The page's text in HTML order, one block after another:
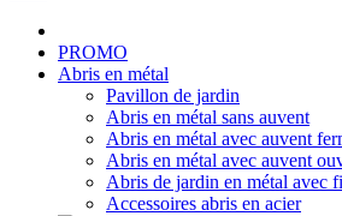
PROMO
Abris en métal
Pavillon de jardin
Abris en métal sans auvent
Abris en métal avec auvent
Abris en métal avec auvent
Abris de jardin en métal avec
Accessoires abris en acier